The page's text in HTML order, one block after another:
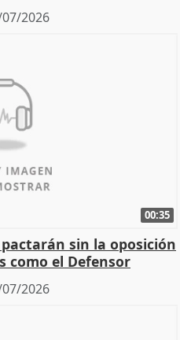
2026
00:35
sin la oposición
como el Defensor
2026